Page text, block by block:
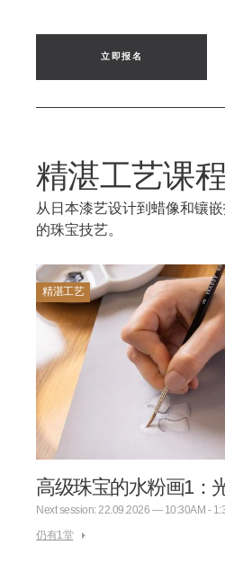
立即报名
精湛工艺课程
从日本漆艺设计到蜡像和镶
的珠宝技艺。
精湛工艺
高级珠宝的水粉画1：
Next session: 22.09.2026 — 10:30AM -
仍有1堂